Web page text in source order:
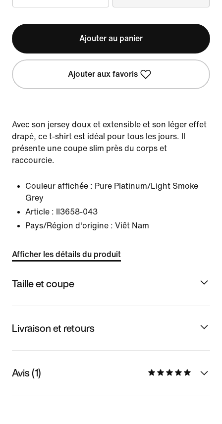
Ajouter au panier
Ajouter aux favoris
Avec son jersey doux et extensible et son léger effet
drapé, ce t-shirt est idéal pour tous les jours. Il
présente une coupe slim près du corps et
raccourcie.
Couleur affichée : Pure Platinum/Light Smoke
Grey
Article :
II3658-043
Pays/Région d'origine : Viêt Nam
Afficher les détails du produit
Taille et coupe
Livraison et retours
Avis (1)